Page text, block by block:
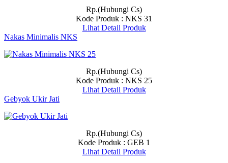
Rp.(Hubungi Cs)
Kode Produk : NKS 31
Lihat Detail Produk
Nakas Minimalis NKS
Rp.(Hubungi Cs)
Kode Produk : NKS 25
Lihat Detail Produk
Gebyok Ukir Jati
Rp.(Hubungi Cs)
Kode Produk : GEB 1
Lihat Detail Produk